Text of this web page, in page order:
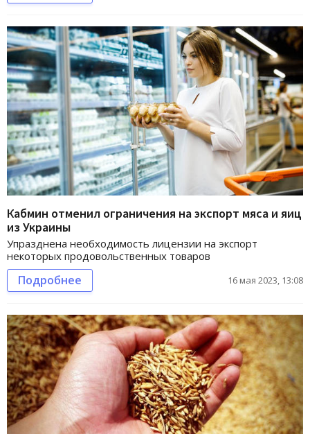
Кабмин отменил ограничения на экспорт мяса и яиц
из Украины
Упразднена необходимость лицензии на экспорт
некоторых продовольственных товаров
Подробнее 16 мая 2023, 13:08